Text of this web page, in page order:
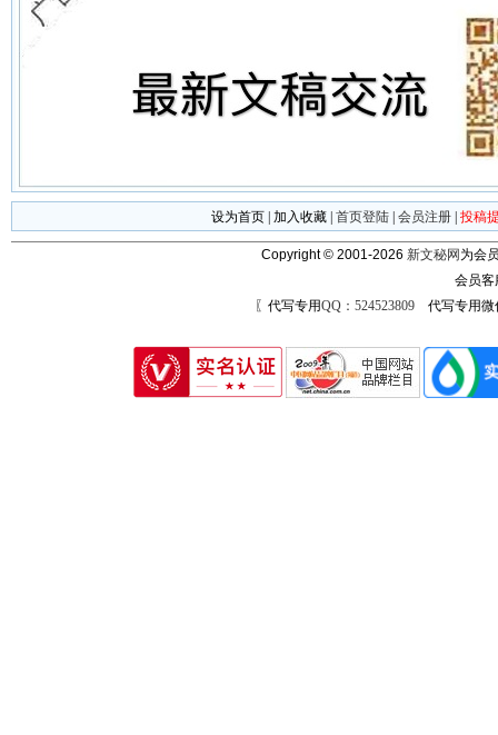
设为首页 加入收藏 首页登陆 会员注册 投稿
Copyright © 2001-2026 新文秘网 为会
会员
〖代写专用QQ：524523809代写专用微